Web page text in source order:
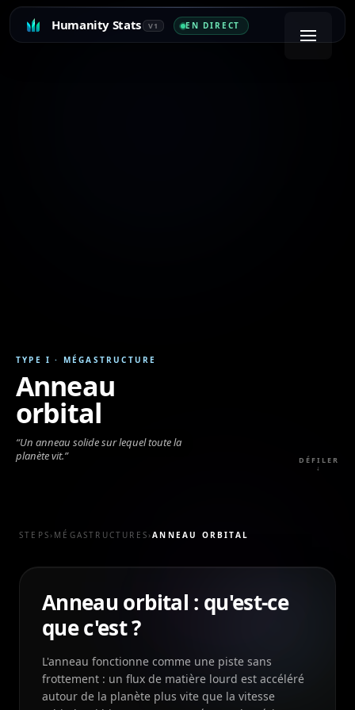
Humanity Stats V1 EN DIRECT
TYPE I · MÉGASTRUCTURE
Anneau
orbital
“Un anneau solide sur lequel toute la
planète vit.”
DÉFILER
↓
STEPS › MÉGASTRUCTURES ›ANNEAU ORBITAL
Anneau orbital : qu'est-ce
que c'est ?
L'anneau fonctionne comme une piste sans
frottement : un flux de matière lourd est accéléré
autour de la planète plus vite que la vitesse